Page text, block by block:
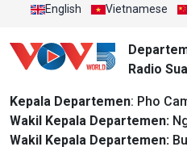
English Vietnamese
Radio
Kepala Departemen: Pho
Wakil Kepala Departemen:
Wakil Kepala Departemen: